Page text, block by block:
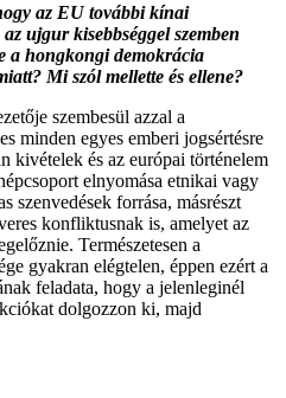
az EU további kínai
ujgur kisebbséggel szemben
a hongkongi demokrácia
Mi szól mellette és ellene?
szembesül azzal a
minden egyes emberi jogsértésre
kivételek és az európai történelem
elnyomása etnikai vagy
szenvedések forrása, másrészt
konfliktusnak is, amelyet az
Természetesen a
gyakran elégtelen, éppen ezért a
feladata, hogy a jelenleginél
dolgozzon ki, majd